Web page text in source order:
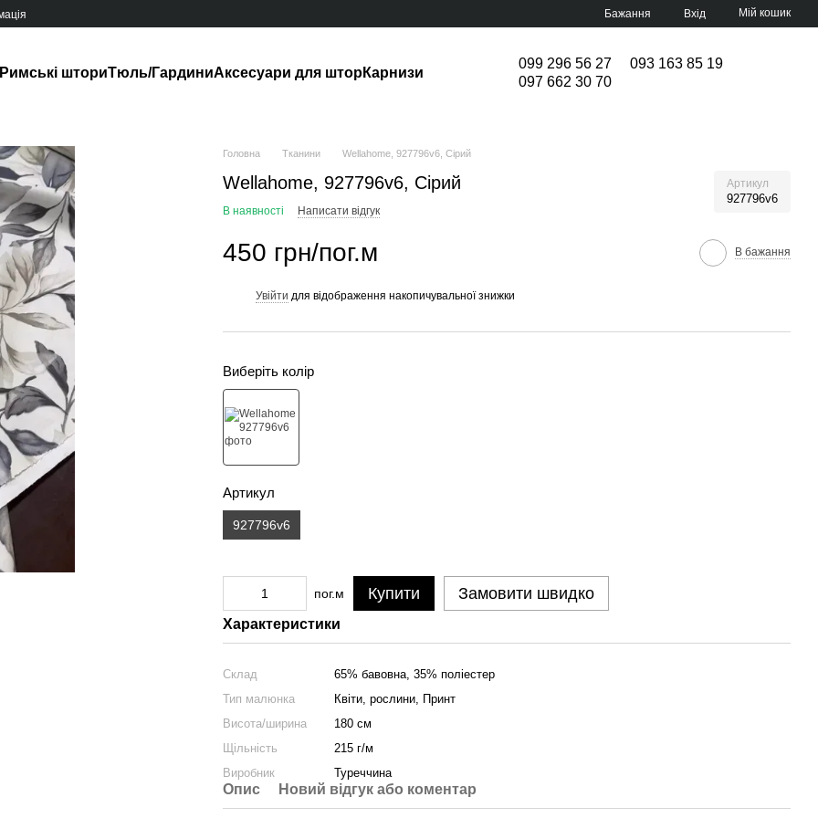
Бажання Вхід Мій кошик
Римські шториТюль/ГардиниАксесуари для шторКарнизи
099 296 56 27
093 163 85 19
097 662 30 70
Головна Тканини Wellahome, 927796v6, Сірий
Wellahome, 927796v6, Сірий Артикул
927796v6
В наявності Написати відгук
450 грн/пог.м В бажання
Увійти для відображення накопичувальної знижки
Виберіть колір
Артикул
927796v6
пог.м Купити Замовити швидко
Характеристики
Склад
65% бавовна, 35% поліестер
Тип малюнка
Квіти, рослини, Принт
Висота/ширина
180 см
Щільність
215 г/м
Виробник
Туреччина
Опис Новий відгук або коментар